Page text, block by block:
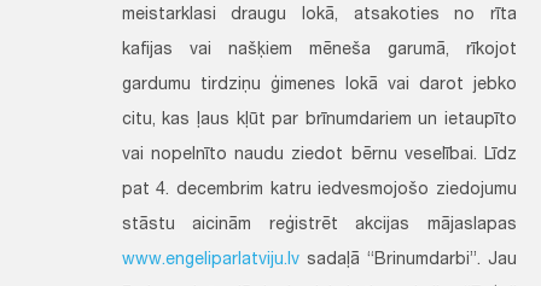
meistarklasi draugu lokā, atsakoties no rīta
kafijas vai našķiem mēneša garumā, rīkojot
gardumu tirdziņu ģimenes lokā vai darot jebko
citu, kas ļaus kļūt par brīnumdariem un ietaupīto
vai nopelnīto naudu ziedot bērnu veselībai. Līdz
pat 4. decembrim katru iedvesmojošo ziedojumu
stāstu aicinām reģistrēt akcijas mājaslapas
www.engeliparlatviju.lvsadaļā “Brinumdarbi”. Jau